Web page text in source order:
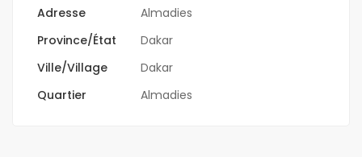
Adresse
Almadies
Province/État
Dakar
Ville/Village
Dakar
Quartier
Almadies